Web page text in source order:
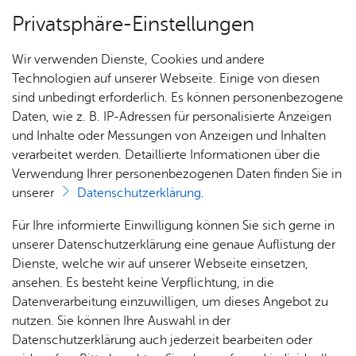
Über­sicht Bür­ger & Stadt
Rat­
haus &
Bür­
ger­
ser­vice
Rat­
häu­ser
Nach­
rich­
ten,
Vi­de­os
& Bil­
der
Me­di­
Jobs
Stel­
len­an­
ge­bo­te
Aus­bil­
dung &
Stu­di­
Bauen
& Um­
welt
Geo­
da­ten
Ge­
sund­
heit &
kum
For­mu­la­re
Vor­le­sen
Wohn­be­rech­ti­gungs­schein
und Häf­ler WoPro – An­trags­
for­mu­lar Fried­richs­ha­fen
Wohnberechtigungsschein und Häfler WoPro –
Antragsformular Friedrichshafen
Privatsphäre-Einstellungen
Wir verwenden Dienste, Cookies und andere
Technologien auf unserer Webseite. Einige von diesen
sind unbedingt erforderlich. Es können personenbezogene
Daten, wie z. B. IP-Adressen für personalisierte Anzeigen
und Inhalte oder Messungen von Anzeigen und Inhalten
verarbeitet werden. Detaillierte Informationen über die
Verwendung Ihrer personenbezogenen Daten finden Sie in
unserer
Datenschutzerklärung.
Für Ihre informierte Einwilligung können Sie sich gerne in
unserer Datenschutzerklärung eine genaue Auflistung der
Dienste, welche wir auf unserer Webseite einsetzen,
ansehen. Es besteht keine Verpflichtung, in die
Datenverarbeitung einzuwilligen, um dieses Angebot zu
nutzen. Sie können Ihre Auswahl in der
Datenschutzerklärung auch jederzeit bearbeiten oder